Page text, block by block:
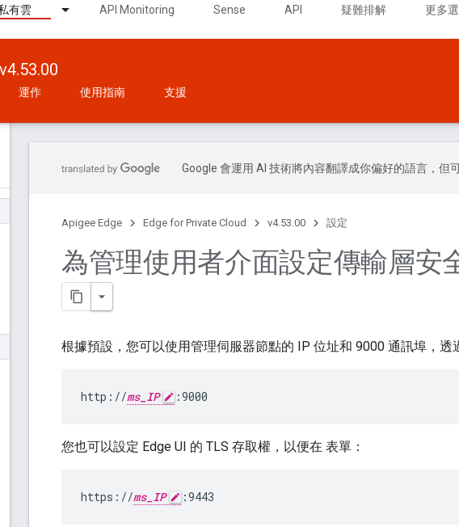
有雲 API Monitoring Sense API 疑難排解 更多
v4.53.00
運作 使用指南 支援
Google 會運用 AI 技術將內容翻譯成你偏好的語言，但
Apigee Edge Edge for Private Cloud v4.53.00 設定
為管理使用者介面設定傳輸層安
根據預設，您可以使用管理伺服器節點的 IP 位址和 9000 通訊埠，透
http://ms_IP :9000
您也可以設定 Edge UI 的 TLS 存取權，以便在 表單：
https://ms_IP :9443